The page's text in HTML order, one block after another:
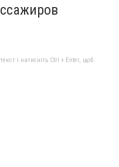
і натисніть Ctrl + Enter, щоб